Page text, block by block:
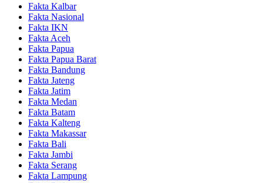
Fakta Kalbar
Fakta Nasional
Fakta IKN
Fakta Aceh
Fakta Papua
Fakta Papua Barat
Fakta Bandung
Fakta Jateng
Fakta Jatim
Fakta Medan
Fakta Batam
Fakta Kalteng
Fakta Makassar
Fakta Bali
Fakta Jambi
Fakta Serang
Fakta Lampung